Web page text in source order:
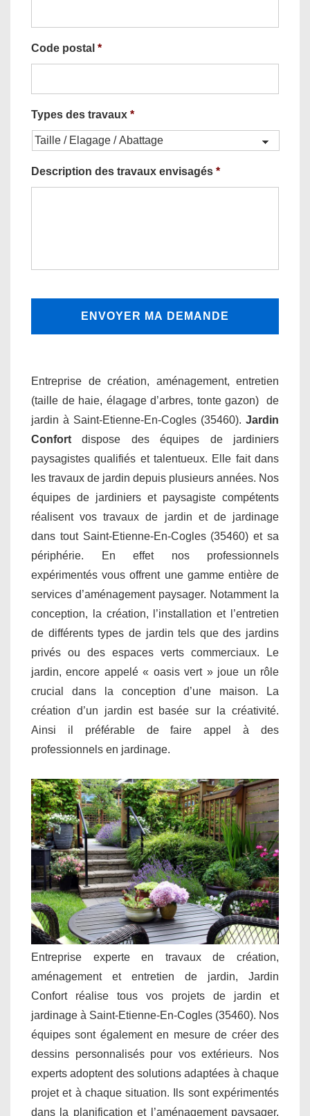
Code postal *
Types des travaux *
Description des travaux envisagés *
Entreprise de création, aménagement, entretien
(taille de haie, élagage d’arbres, tonte gazon) de
jardin à Saint-Etienne-En-Cogles (35460). Jardin
Confort dispose des équipes de jardiniers
paysagistes qualifiés et talentueux. Elle fait dans
les travaux de jardin depuis plusieurs années. Nos
équipes de jardiniers et paysagiste compétents
réalisent vos travaux de jardin et de jardinage
dans tout Saint-Etienne-En-Cogles (35460) et sa
périphérie. En effet nos professionnels
expérimentés vous offrent une gamme entière de
services d’aménagement paysager. Notamment la
conception, la création, l’installation et l’entretien
de différents types de jardin tels que des jardins
privés ou des espaces verts commerciaux. Le
jardin, encore appelé « oasis vert » joue un rôle
crucial dans la conception d’une maison. La
création d’un jardin est basée sur la créativité.
Ainsi il préférable de faire appel à des
professionnels en jardinage.
Entreprise experte en travaux de création,
aménagement et entretien de jardin, Jardin
Confort réalise tous vos projets de jardin et
jardinage à Saint-Etienne-En-Cogles (35460). Nos
équipes sont également en mesure de créer des
dessins personnalisés pour vos extérieurs. Nos
experts adoptent des solutions adaptées à chaque
projet et à chaque situation. Ils sont expérimentés
dans la planification et l’aménagement paysager.